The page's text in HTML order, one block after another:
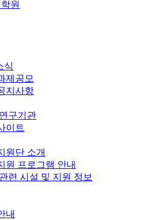
원
식
제공모
지사항
구기관
이트
원단 소개
원 프로그램 안내
련 시설 및 지원 정보
내